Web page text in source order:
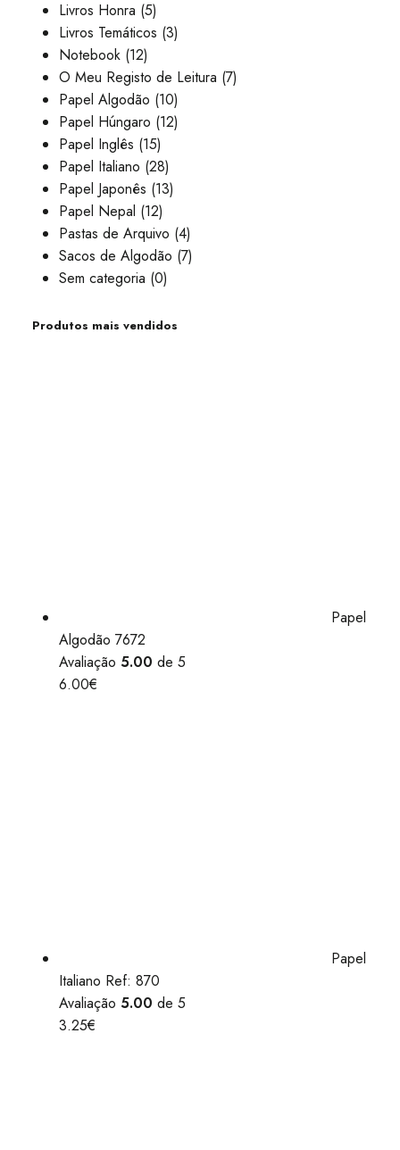
Livros Honra (5)
Livros Temáticos (3)
Notebook (12)
O Meu Registo de Leitura (7)
Papel Algodão (10)
Papel Húngaro (12)
Papel Inglês (15)
Papel Italiano (28)
Papel Japonês (13)
Papel Nepal (12)
Pastas de Arquivo (4)
Sacos de Algodão (7)
Sem categoria (0)
Produtos mais vendidos
Papel
Algodão 7672
Avaliação 5.00 de 5
6.00€
Papel
Italiano Ref: 870
Avaliação 5.00 de 5
3.25€